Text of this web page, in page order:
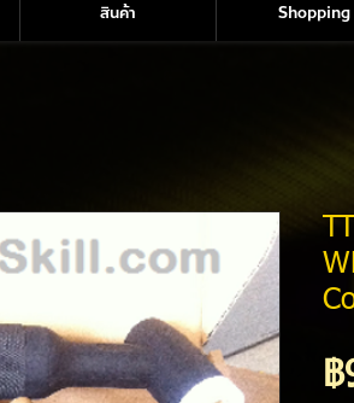
สินค้า Shopping
฿